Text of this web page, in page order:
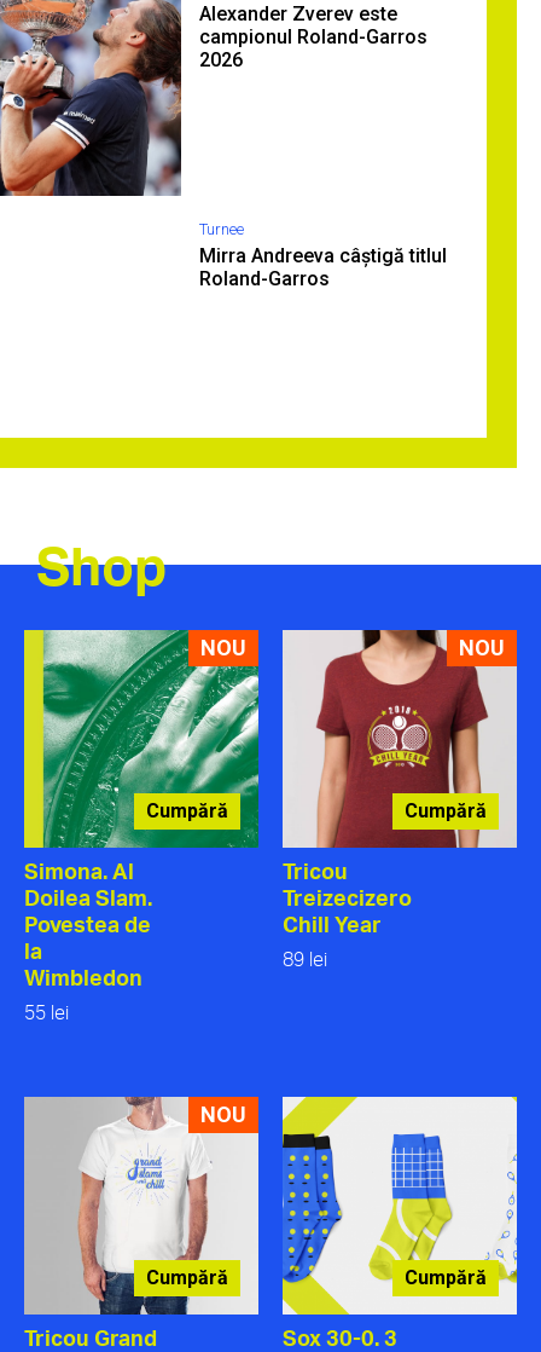
Alexander Zverev este
campionul Roland-Garros
2026
Turnee
Mirra Andreeva câștigă titlul
Roland-Garros
Shop
NOU
Cumpără
Simona. Al
Doilea Slam.
Povestea de
la
Wimbledon
55 lei
NOU
Cumpără
Tricou
Treizecizero
Chill Year
89 lei
NOU
Cumpără
Tricou Grand
Cumpără
Sox 30-0. 3